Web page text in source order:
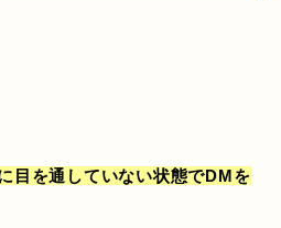
目を通していない状態でDMを